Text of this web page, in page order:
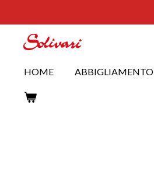
contenuto
HOME ABBIGLIAMENTO